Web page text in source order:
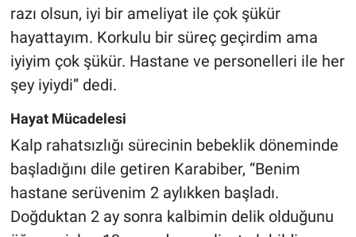
razı olsun, iyi bir ameliyat ile çok şükür
hayattayım. Korkulu bir süreç geçirdim ama
iyiyim çok şükür. Hastane ve personelleri ile her
şey iyiydi” dedi.
Hayat Mücadelesi
Kalp rahatsızlığı sürecinin bebeklik döneminde
başladığını dile getiren Karabiber, “Benim
hastane serüvenim 2 aylıkken başladı.
Doğduktan 2 ay sonra kalbimin delik olduğunu